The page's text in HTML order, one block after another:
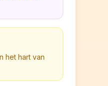
het hart van